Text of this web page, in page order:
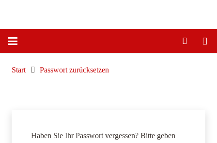
Start Passwort zurücksetzen
Haben Sie Ihr Passwort vergessen? Bitte geben